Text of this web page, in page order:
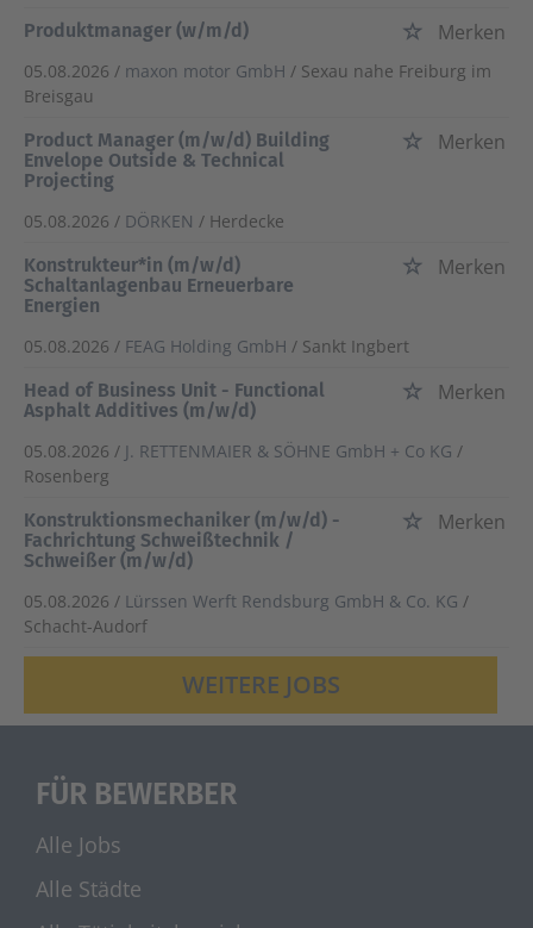
Produktmanager (w/m/d)
Merken
05.08.2026 / maxon motor GmbH / Sexau nahe Freiburg im
Breisgau
Product Manager (m/w/d) Building
Envelope Outside & Technical
Projecting
Merken
05.08.2026 / DÖRKEN / Herdecke
Konstrukteur*in (m/w/d)
Schaltanlagenbau Erneuerbare
Energien
Merken
05.08.2026 / FEAG Holding GmbH / Sankt Ingbert
Head of Business Unit - Functional
Asphalt Additives (m/w/d)
Merken
05.08.2026 / J. RETTENMAIER & SÖHNE GmbH + Co KG /
Rosenberg
Konstruktionsmechaniker (m/w/d) -
Fachrichtung Schweißtechnik /
Schweißer (m/w/d)
Merken
05.08.2026 / Lürssen Werft Rendsburg GmbH & Co. KG /
Schacht-Audorf
WEITERE JOBS
FÜR BEWERBER
Alle Jobs
Alle Städte